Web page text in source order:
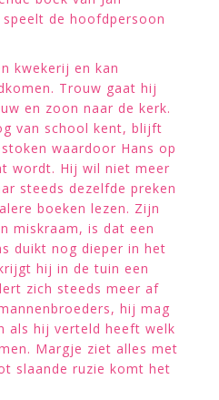
de hoofdpersoon
kwekerij en kan
Trouw gaat hij
en zoon naar de kerk.
van school kent, blijft
waardoor Hans op
wordt. Hij wil niet meer
steeds dezelfde preken
boeken lezen. Zijn
miskraam, is dat een
duikt nog dieper in het
hij in de tuin een
zich steeds meer af
hij mag
als hij verteld heeft welk
Margje ziet alles met
slaande ruzie komt het